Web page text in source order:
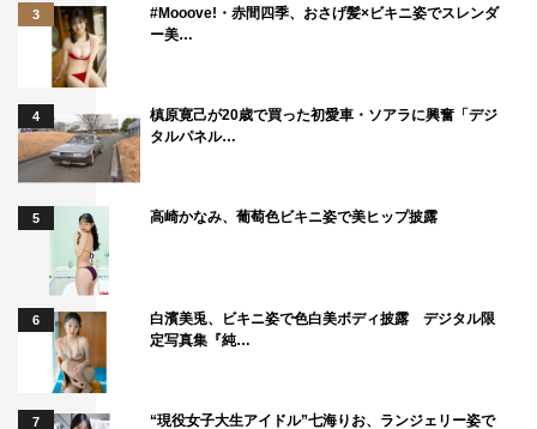
3
#Mooove!・赤間四季、おさげ髪×ビキニ姿でスレンダ
ー美…
4
槙原寛己が20歳で買った初愛車・ソアラに興奮「デジ
タルパネル…
5 高崎かなみ、葡萄色ビキニ姿で美ヒップ披露
6
白濱美兎、ビキニ姿で色白美ボディ披露 デジタル限
定写真集『純…
7
“現役女子大生アイドル”七海りお、ランジェリー姿で